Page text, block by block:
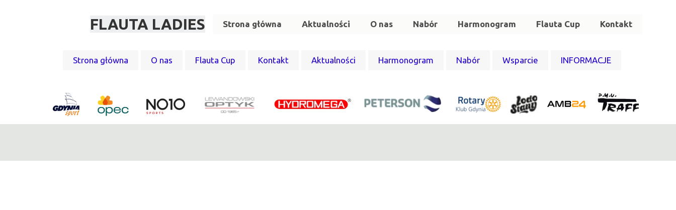
Strona główna O nas Flauta Cup Kontakt Aktualności Harmonogram Nabór Wsparcie INFORMACJE
Strona główna Aktualności O nas Nabór Harmonogram Flauta Cup Kontakt
FLAUTA LADIES